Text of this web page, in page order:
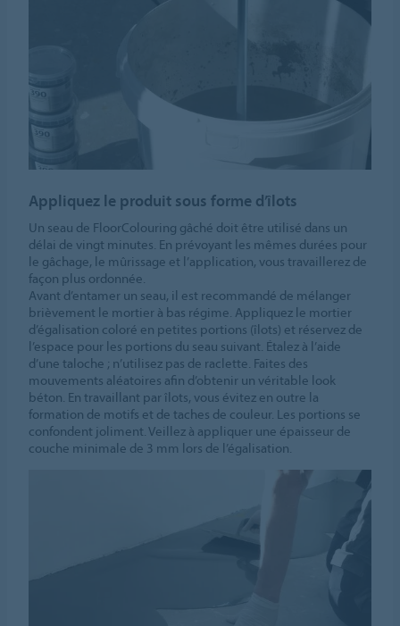
Appliquez le produit sous forme d’îlots
Un seau de FloorColouring gâché doit être utilisé dans un
délai de vingt minutes. En prévoyant les mêmes durées pour
le gâchage, le mûrissage et l’application, vous travaillerez de
façon plus ordonnée.
Avant d’entamer un seau, il est recommandé de mélanger
brièvement le mortier à bas régime. Appliquez le mortier
d’égalisation coloré en petites portions (îlots) et réservez de
l’espace pour les portions du seau suivant. Étalez à l’aide
d’une taloche ; n’utilisez pas de raclette. Faites des
mouvements aléatoires afin d’obtenir un véritable look
béton. En travaillant par îlots, vous évitez en outre la
formation de motifs et de taches de couleur. Les portions se
confondent joliment. Veillez à appliquer une épaisseur de
couche minimale de 3 mm lors de l’égalisation.